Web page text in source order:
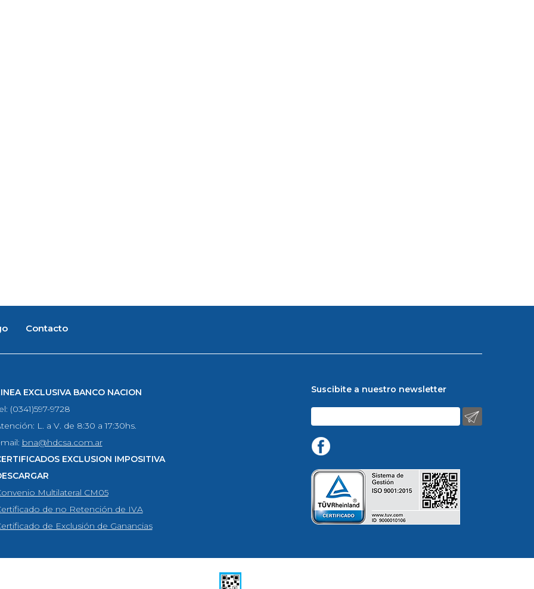
Contacto
EXCLUSIVA BANCO NACION
(0341)597-9728
L. a V. de 8:30 a 17:30hs.
bna@hdcsa.com.ar
EXCLUSION IMPOSITIVA
Multilateral CM05
de no Retención de IVA
de Exclusión de Ganancias
Suscibite a nuestro newsletter